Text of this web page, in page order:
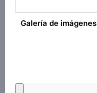
Galería de imágenes